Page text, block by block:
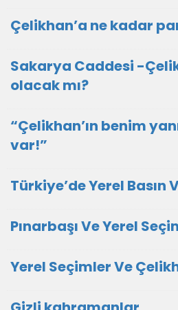
Çelikhan’a ne kadar
Sakarya Caddesi -
olacak mı?
“Çelikhan’ın benim
var!”
Türkiye’de Yerel Basın
Pınarbaşı Ve Yerel
Yerel Seçimler Ve